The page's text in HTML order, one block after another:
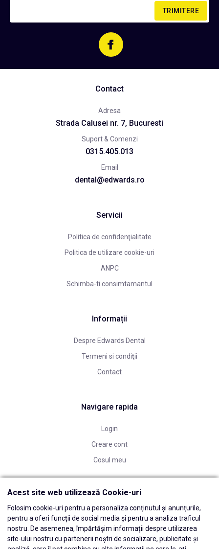
TRIMITERE
Contact
Adresa
Strada Calusei nr. 7, Bucuresti
Suport & Comenzi
0315.405.013
Email
dental@edwards.ro
Servicii
Politica de confidenţialitate
Politica de utilizare cookie-uri
ANPC
Schimba-ti consimtamantul
Informații
Despre Edwards Dental
Termeni si condiţii
Contact
Navigare rapida
Login
Creare cont
Cosul meu
Acest site web utilizează Cookie-uri
Folosim cookie-uri pentru a personaliza conținutul și anunțurile,
pentru a oferi funcții de social media și pentru a analiza traficul
nostru. De asemenea, împărtășim informații despre utilizarea
site-ului nostru cu partenerii noștri de socializare, publicitate și